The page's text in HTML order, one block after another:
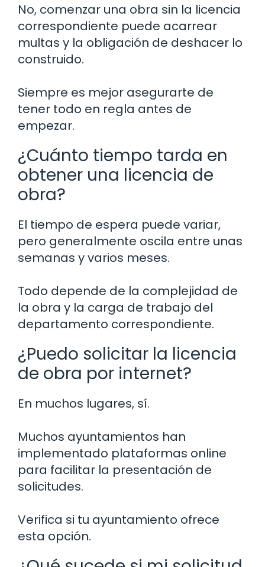
No, comenzar una obra sin la licencia
correspondiente puede acarrear
multas y la obligación de deshacer lo
construido.
Siempre es mejor asegurarte de
tener todo en regla antes de
empezar.
¿Cuánto tiempo tarda en
obtener una licencia de
obra?
El tiempo de espera puede variar,
pero generalmente oscila entre unas
semanas y varios meses.
Todo depende de la complejidad de
la obra y la carga de trabajo del
departamento correspondiente.
¿Puedo solicitar la licencia
de obra por internet?
En muchos lugares, sí.
Muchos ayuntamientos han
implementado plataformas online
para facilitar la presentación de
solicitudes.
Verifica si tu ayuntamiento ofrece
esta opción.